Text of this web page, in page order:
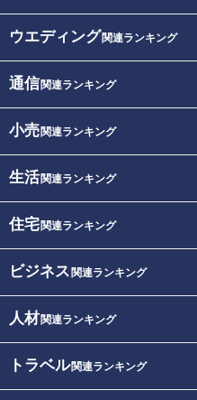
ウエディング関連ランキング
通信関連ランキング
小売関連ランキング
生活関連ランキング
住宅関連ランキング
ビジネス 関連ランキング
人材関連ランキング
トラベル関連ランキング